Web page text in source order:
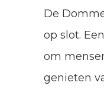
De
op slot.
om
genieten